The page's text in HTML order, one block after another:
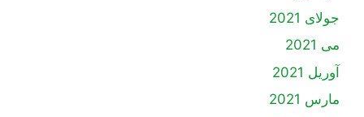
جولای 2021
می 2021
آوریل 2021
مارس 2021